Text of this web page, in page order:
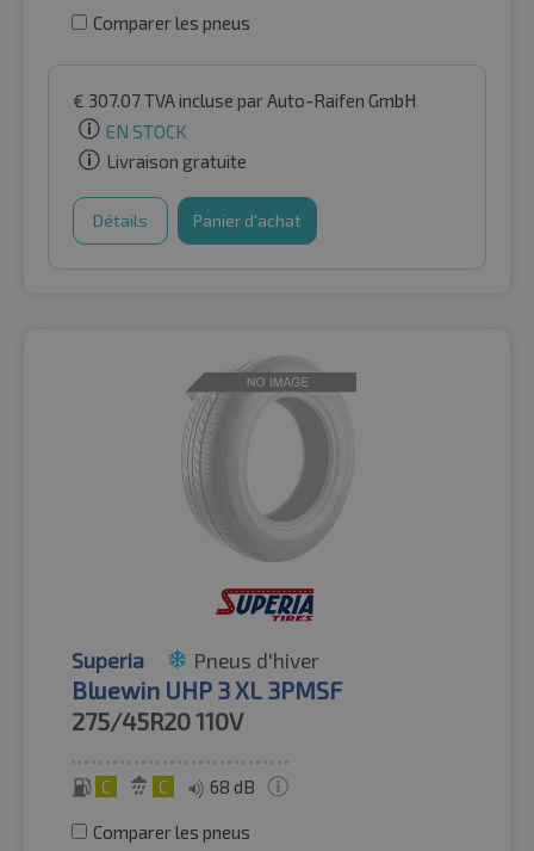
Comparer les pneus
€ 307.07TVA incluse par Auto-Raifen GmbH
EN STOCK
Livraison gratuite
Détails Panier d'achat
Superia Pneus d'hiver
Bluewin UHP 3 XL 3PMSF
275/45R20110V
C C 68 dB
Comparer les pneus